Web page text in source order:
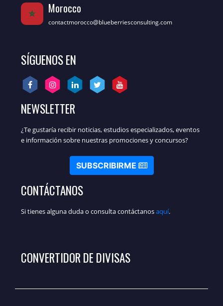
Morocco
contactmorocco@blueberriesconsulting.com
SÍGUENOS EN
NEWSLETTER
¿Te gustaría recibir noticias, estudios especializados, eventos
e información sobre nuestras promociones y concursos?
SUBSCRIBIRME
CONTÁCTANOS
Si tienes alguna duda o consulta contáctanosaquí.
CONVERTIDOR DE DIVISAS